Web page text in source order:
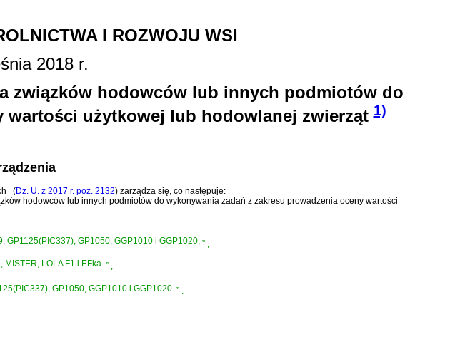
I ROZWOJU WSI
2018 r.
związków hodowców lub innych podmiotów do
wartości użytkowej lub hodowlanej zwierząt1)
(Dz. U. z 2017 r. poz. 2132) zarządza się, co następuje:
hodowców lub innych podmiotów do wykonywania zadań z zakresu prowadzenia oceny wartości
GP1050, GGP1010 i GGP1020; ”
LOLA F1 i EFka. ” ;
GP1050, GGP1010 i GGP1020. ” .